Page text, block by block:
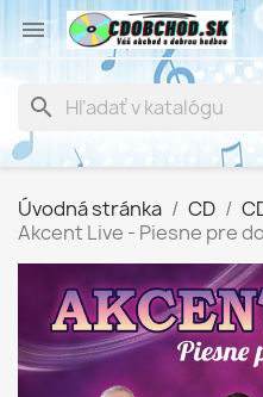

search
Úvodná stránka CD
Akcent Live - Piesne pre